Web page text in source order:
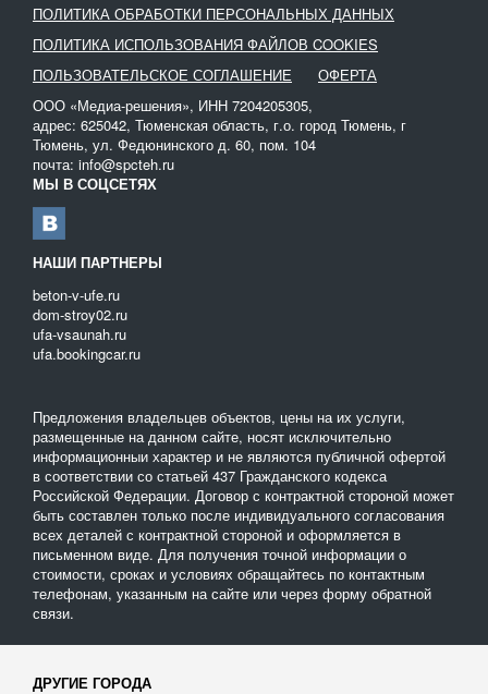
ПОЛИТИКА ОБРАБОТКИ ПЕРСОНАЛЬНЫХ ДАННЫХ
ПОЛИТИКА ИСПОЛЬЗОВАНИЯ ФАЙЛОВ COOKIES
ПОЛЬЗОВАТЕЛЬСКОЕ СОГЛАШЕНИЕ
ОФЕРТА
ООО «Медиа-решения», ИНН 7204205305,
адрес: 625042, Тюменская область, г.о. город Тюмень, г
Тюмень, ул. Федюнинского д. 60, пом. 104
почта: info@spcteh.ru
МЫ В СОЦСЕТЯХ
НАШИ ПАРТНЕРЫ
beton-v-ufe.ru
dom-stroy02.ru
ufa-vsaunah.ru
ufa.bookingcar.ru
Предложения владельцев объектов, цены на их услуги,
размещенные на данном сайте, носят исключительно
информационныи характер и не являются публичной офертой
в соответствии со статьей 437 Гражданского кодекса
Российской Федерации. Договор с контрактной стороной может
быть составлен только после индивидуального согласования
всех деталей с контрактной стороной и оформляется в
письменном виде. Для получения точной информации о
стоимости, сроках и условиях обращайтесь по контактным
телефонам, указанным на сайте или через форму обратной
связи.
ДРУГИЕ ГОРОДА